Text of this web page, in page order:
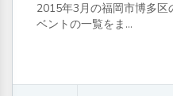
2015年3月の福岡市博多区
ベントの一覧をま...